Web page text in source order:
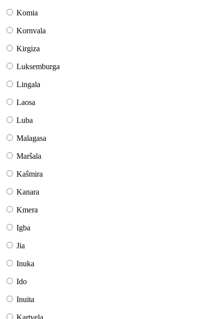
Komia
Kornvala
Kirgiza
Luksemburga
Lingala
Laosa
Luba
Malagasa
Marŝala
Kaŝmira
Kanara
Kmera
Igba
Jia
Inuka
Ido
Inuita